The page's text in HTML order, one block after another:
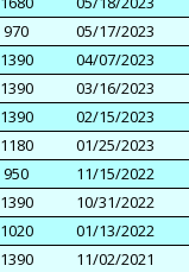
970
05/17/2023
1390
04/07/2023
1390
03/16/2023
1390
02/15/2023
1180
01/25/2023
950
11/15/2022
1390
10/31/2022
1020
01/13/2022
1390
11/02/2021